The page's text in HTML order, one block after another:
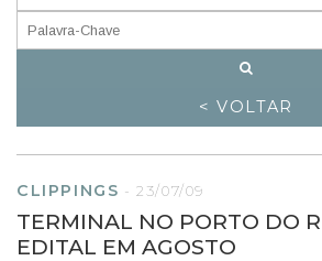
< VOLTAR
CLIPPINGS - 23/07/09
TERMINAL NO PORTO DO
EDITAL EM AGOSTO